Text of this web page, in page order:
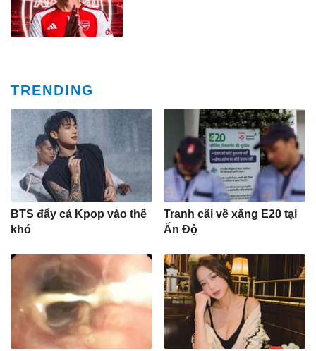
TRENDING
BTS đẩy cả Kpop vào thế
khó
Tranh cãi về xăng E20 tại
Ấn Độ